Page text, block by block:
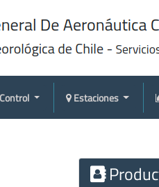
Control Estaciones